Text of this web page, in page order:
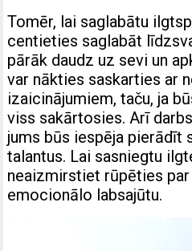
Tomēr, lai saglabātu
centieties saglabāt
pārāk daudz uz sevi un
var nākties saskarties ar
izaicinājumiem, taču, ja
viss sakārtosies. Arī
jums būs iespēja pierādīt
talantus. Lai sasniegtu
neaizmirstiet rūpēties par
emocionālo labsajūtu.